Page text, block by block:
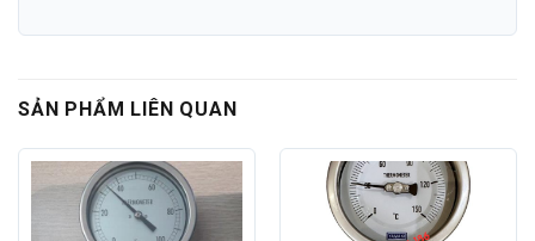
SẢN PHẨM LIÊN QUAN